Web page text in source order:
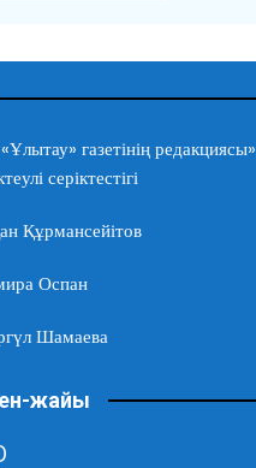
газетінің редакциясы»
серіктестігі
Құрмансейітов
Оспан
Шамаева
жайы